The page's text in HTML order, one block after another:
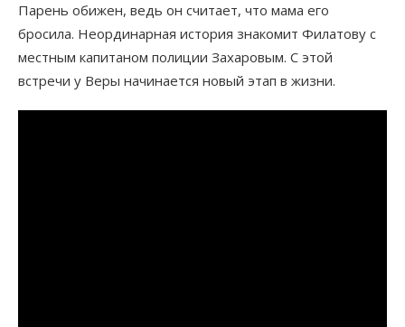
Парень обижен, ведь он считает, что мама его
бросила. Неординарная история знакомит Филатову с
местным капитаном полиции Захаровым. С этой
встречи у Веры начинается новый этап в жизни.